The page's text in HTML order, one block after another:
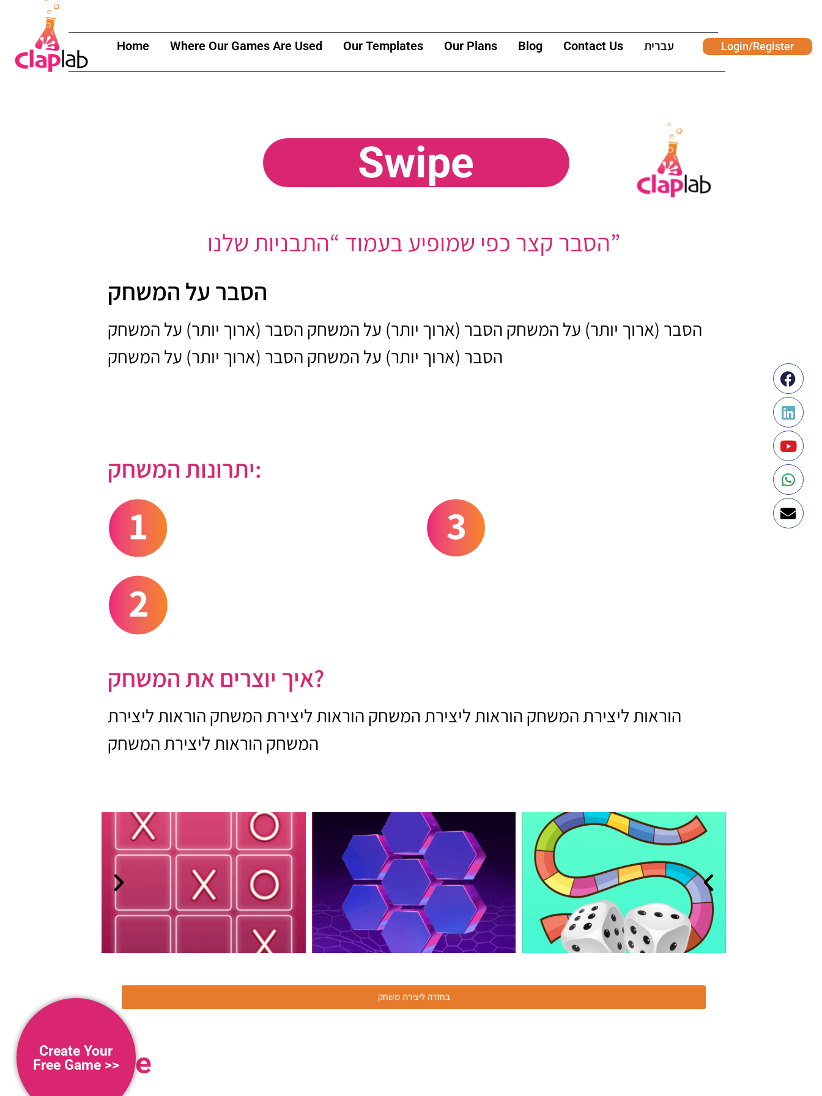
Home Where Our Games Are Used Our Templates Our Plans Blog Contact Us עברית Login/Register
Swipe
הסבר קצר כפי שמופיע בעמוד “התבניות שלנו”
הסבר על המשחק
הסבר (ארוך יותר) על המשחק הסבר (ארוך יותר) על המשחק הסבר (ארוך יותר) על המשחק
הסבר (ארוך יותר) על המשחק הסבר (ארוך יותר) על המשחק
יתרונות המשחק:
איך יוצרים את המשחק?
הוראות ליצירת המשחק הוראות ליצירת המשחק הוראות ליצירת המשחק הוראות ליצירת
המשחק הוראות ליצירת המשחק
בחזרה ליצירת משחק
Swipe
Create Your
Free Game >>